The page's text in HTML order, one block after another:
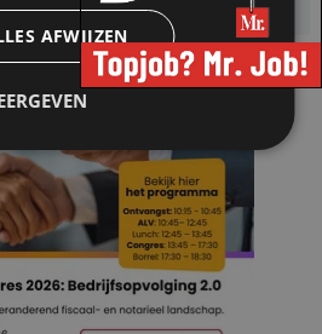
AFWIJZEN